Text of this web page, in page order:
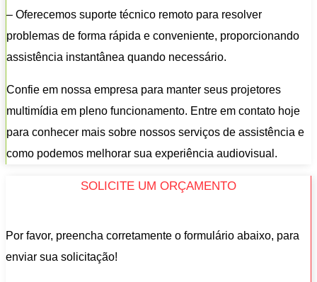
– Oferecemos suporte técnico remoto para resolver
problemas de forma rápida e conveniente, proporcionando
assistência instantânea quando necessário.
Confie em nossa empresa para manter seus projetores
multimídia em pleno funcionamento. Entre em contato hoje
para conhecer mais sobre nossos serviços de assistência e
como podemos melhorar sua experiência audiovisual.
SOLICITE UM ORÇAMENTO
Por favor, preencha corretamente o formulário abaixo, para
enviar sua solicitação!